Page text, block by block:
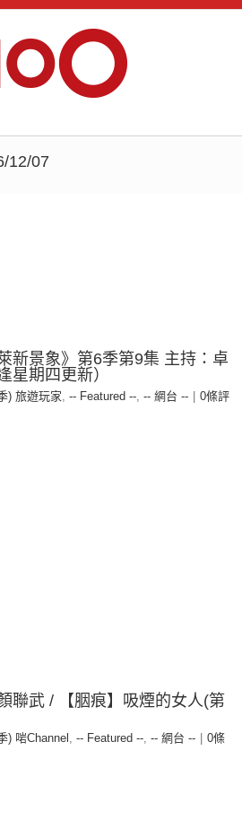
12/07
新景象》第6季第9集 主持：卓
星期四更新）
) 旅遊玩家, -- Featured --, -- 網台 --
0條評
聯武 / 【胭痕】吸煙的女人(第
) 啱Channel , -- Featured --, -- 網台 --
0條